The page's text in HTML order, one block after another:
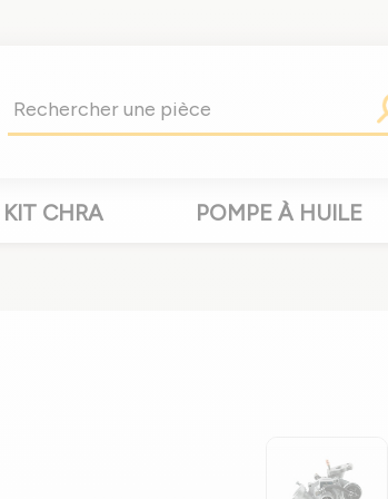
KIT CHRA POMPE À HUILE